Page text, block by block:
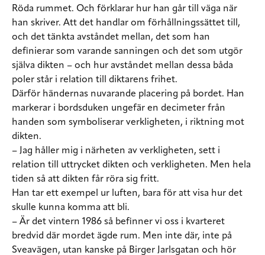
Röda rummet. Och förklarar hur han går till väga när
han skriver. Att det handlar om förhållningssättet till,
och det tänkta avståndet mellan, det som han
definierar som varande sanningen och det som utgör
själva dikten – och hur avståndet mellan dessa båda
poler står i relation till diktarens frihet.
Därför händernas nuvarande placering på bordet. Han
markerar i bordsduken ungefär en decimeter från
handen som symboliserar verkligheten, i riktning mot
dikten.
– Jag håller mig i närheten av verkligheten, sett i
relation till uttrycket dikten och verkligheten. Men hela
tiden så att dikten får röra sig fritt.
Han tar ett exempel ur luften, bara för att visa hur det
skulle kunna komma att bli.
– Är det vintern 1986 så befinner vi oss i kvarteret
bredvid där mordet ägde rum. Men inte där, inte på
Sveavägen, utan kanske på Birger Jarlsgatan och hör